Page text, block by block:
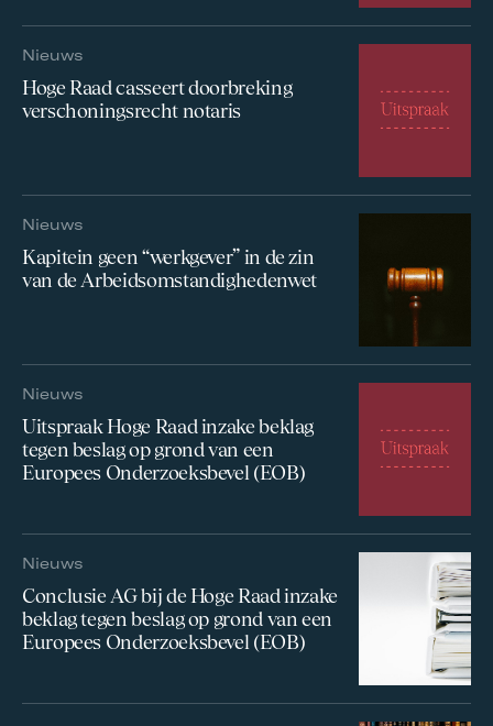
Nieuws
Hoge Raad casseert doorbreking
verschoningsrecht notaris
Nieuws
Kapitein geen “werkgever” in de zin
van de Arbeidsomstandighedenwet
Nieuws
Uitspraak Hoge Raad inzake beklag
tegen beslag op grond van een
Europees Onderzoeksbevel (EOB)
Nieuws
Conclusie AG bij de Hoge Raad inzake
beklag tegen beslag op grond van een
Europees Onderzoeksbevel (EOB)